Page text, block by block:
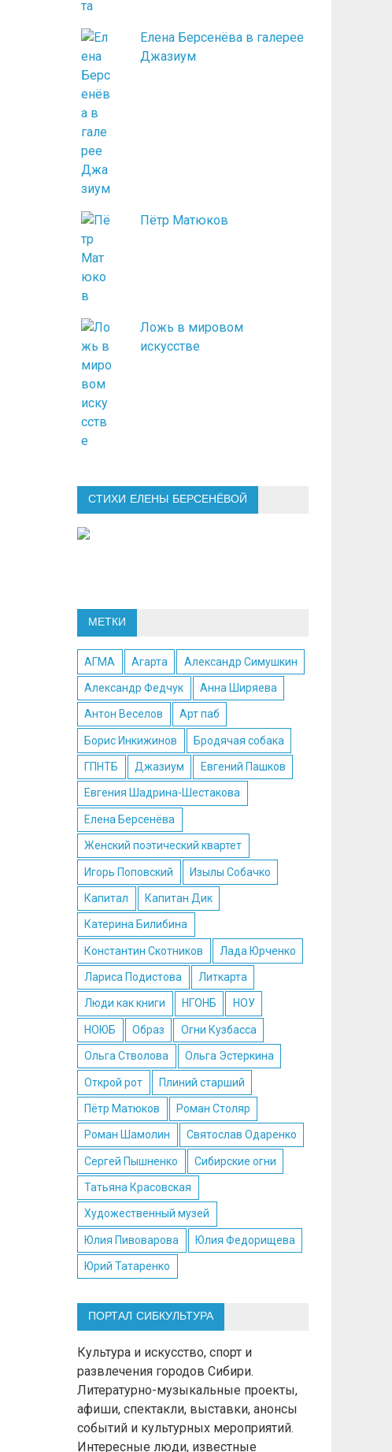
Елена Берсенёва в галерее
Джазиум
Пётр Матюков
Ложь в мировом
искусстве
СТИХИ ЕЛЕНЫ БЕРСЕНЁВОЙ
МЕТКИ
АГМА Агарта Александр Симушкин
Александр Федчук Анна Ширяева
Антон Веселов Арт паб
Борис Инкижинов Бродячая собака
ГПНТБ Джазиум Евгений Пашков
Евгения Шадрина-Шестакова
Елена Берсенёва
Женский поэтический квартет
Игорь Поповский Изылы Собачко
Капитал Капитан Дик
Катерина Билибина
Константин Скотников Лада Юрченко
Лариса Подистова Литкарта
Люди как книги НГОНБ НОУ
НОЮБ Образ Огни Кузбасса
Ольга Стволова Ольга Эстеркина
Открой рот Плиний старший
Пётр Матюков Роман Столяр
Роман Шамолин Святослав Одаренко
Сергей Пышненко Сибирские огни
Татьяна Красовская
Художественный музей
Юлия Пивоварова Юлия Федорищева
Юрий Татаренко
ПОРТАЛ СИБКУЛЬТУРА
Культура и искусство, спорт и
развлечения городов Сибири.
Литературно-музыкальные проекты,
афиши, спектакли, выставки, анонсы
событий и культурных мероприятий.
Интересные люди, известные